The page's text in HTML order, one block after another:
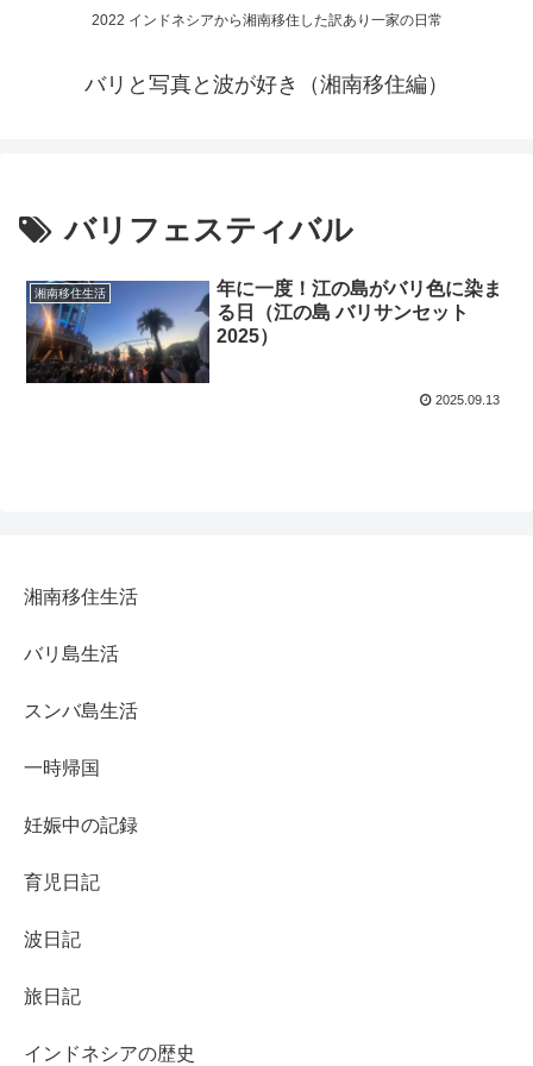
2022 インドネシアから湘南移住した訳あり一家の日常
バリと写真と波が好き（湘南移住編）
バリフェスティバル
湘南移住生活
年に一度！江の島がバリ色に染ま
る日（江の島 バリサンセット
2025）
2025.09.13
湘南移住生活
バリ島生活
スンバ島生活
一時帰国
妊娠中の記録
育児日記
波日記
旅日記
インドネシアの歴史